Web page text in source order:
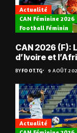
Actualité
CAN Féminine 2026
Football Féminin
CAN 2026 (F):
d’Ivoire et
Sud tombent
BYFOOT.TG 9 AOÛT
Actualité